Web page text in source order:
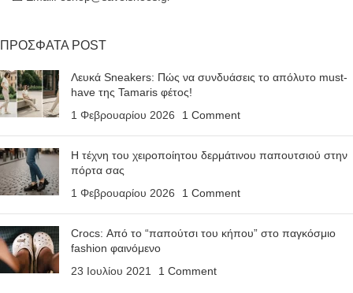
ΠΡΟΣΦΑΤΑ POST
Λευκά Sneakers: Πώς να συνδυάσεις το απόλυτο must-
have της Tamaris φέτος!
1 Φεβρουαρίου 2026
1 Comment
Η τέχνη του χειροποίητου δερμάτινου παπουτσιού στην
πόρτα σας
1 Φεβρουαρίου 2026
1 Comment
Crocs: Από το “παπούτσι του κήπου” στο παγκόσμιο
fashion φαινόμενο
23 Ιουλίου 2021
1 Comment